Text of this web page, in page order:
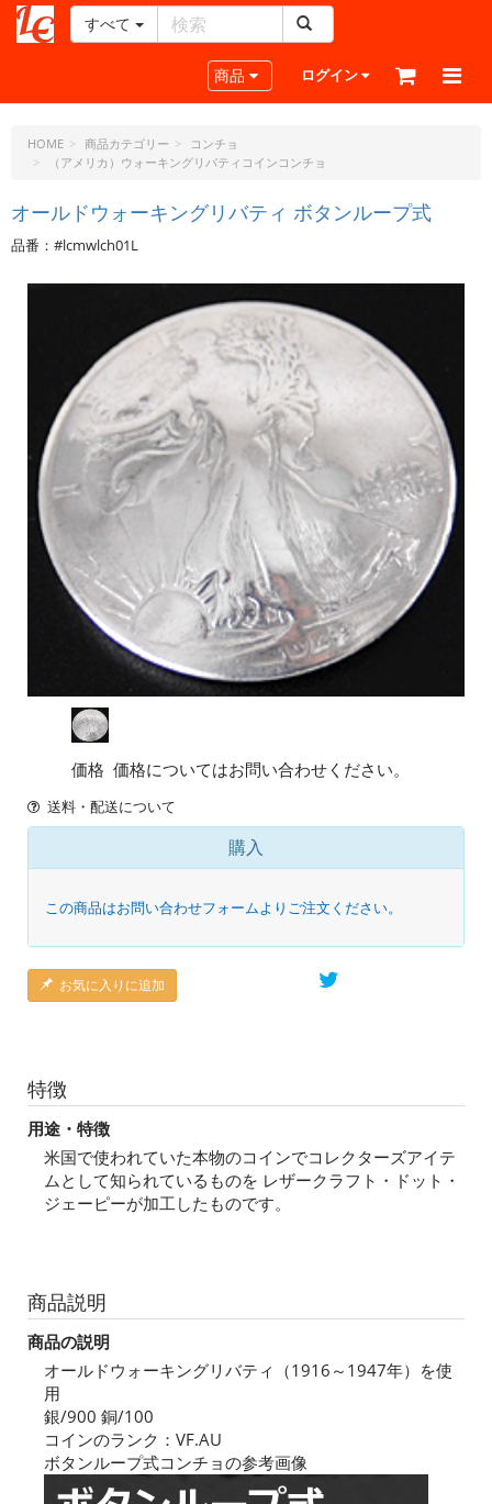
ー
ラ
フ
ド
ッ
ト・
ジ
すべて
Toggle navigation
商品 ログイン
HOME 商品カテゴリー
コンチョ
（アメリカ）ウォーキングリバティコインコンチョ
オールドウォーキングリバティ ボタンループ式
品番：#lcmwlch01L
価格 価格についてはお問い合わせください。
送料・配送について
購入
この商品はお問い合わせフォームよりご注文ください。
お気に入りに追加
特徴
用途・特徴
米国で使われていた本物のコインでコレクターズアイテ
ムとして知られているものを レザークラフト・ドット・
ジェーピーが加工したものです。
商品説明
商品の説明
オールドウォーキングリバティ（1916～1947年）を使
用
銀/900 銅/100
コインのランク：VF.AU
ボタンループ式コンチョの参考画像